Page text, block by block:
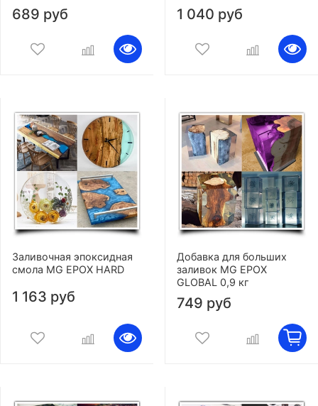
689 руб 1 040 руб
Заливочная эпоксидная
смола MG EPOX HARD
1 163 руб
Добавка для больших
заливок MG EPOX
GLOBAL 0,9 кг
749 руб